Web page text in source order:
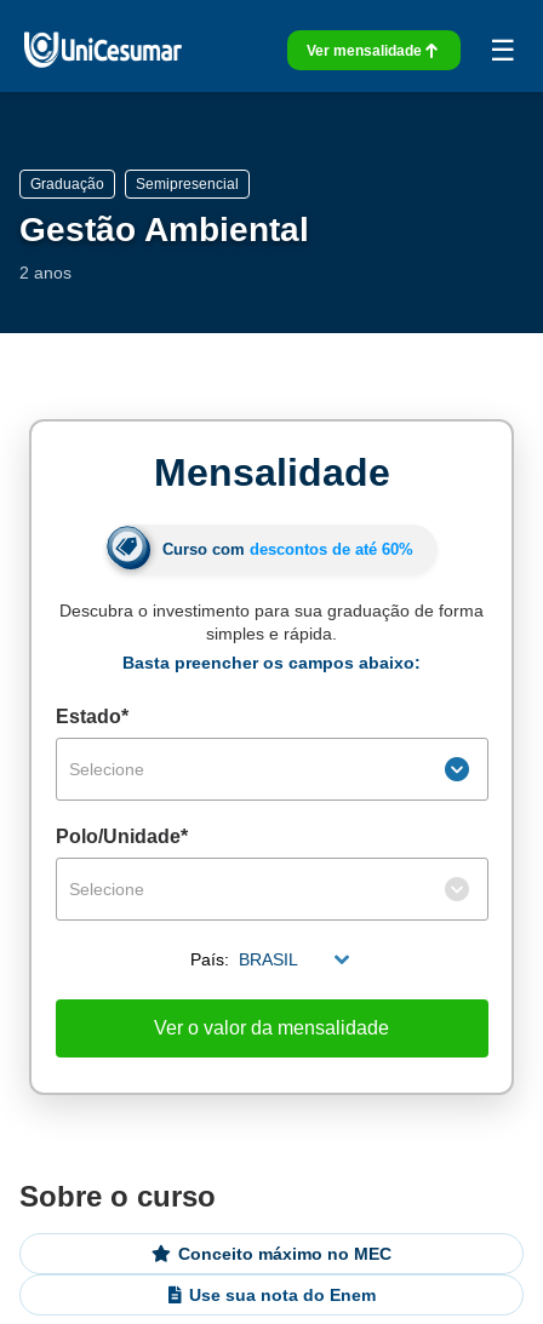
Ver mensalidade ☰
Graduação Semipresencial
Gestão Ambiental
2 anos
Sobre o curso
Conceito máximo no MEC
Use sua nota do Enem
Mensalidade
Curso com descontos de até 60%
Descubra o investimento para sua graduação de forma
simples e rápida.
Basta preencher os campos abaixo:
Estado*
Selecione
Polo/Unidade*
Selecione
País: BRASIL
Ver o valor da mensalidade